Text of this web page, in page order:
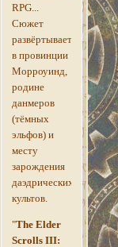
RPG...
Сюжет
развёртывается
в провинции
Морроуинд,
родине
данмеров
(тёмных
эльфов) и
месту
зарождения
даэдрических
культов.
"The Elder
Scrolls III: